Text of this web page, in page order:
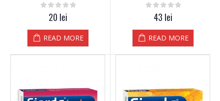
out of 5
20 lei
READ MORE
out of 5
43 lei
READ MORE